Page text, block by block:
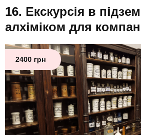
Екскурсія в
алхіміком для
2400 грн